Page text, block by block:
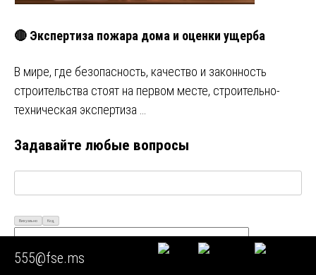
🔴 Экспертиза пожара дома и оценки ущерба
В мире, где безопасность, качество и законность
строительства стоят на первом месте, строительно-
техническая экспертиза …
Задавайте любые вопросы
Визуально Код
555@fse.ms